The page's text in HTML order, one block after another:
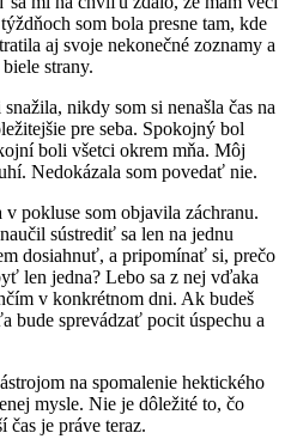
som bola presne tam, kde
aj svoje nekonečné zoznamy a
strany.
nikdy som si nenašla čas na
pre seba. Spokojný bol
boli všetci okrem mňa. Môj
Nedokázala som povedať nie.
pokluse som objavila záchranu.
sústrediť sa len na jednu
dosiahnuť, a pripomínať si, prečo
len jedna? Lebo sa z nej vďaka
v konkrétnom dni. Ak budeš
bude sprevádzať pocit úspechu a
na spomalenie hektického
mysle. Nie je dôležité to, čo
je práve teraz.